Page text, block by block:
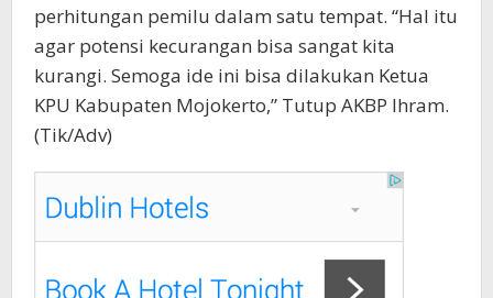
perhitungan pemilu dalam satu tempat. “Hal itu
agar potensi kecurangan bisa sangat kita
kurangi. Semoga ide ini bisa dilakukan Ketua
KPU Kabupaten Mojokerto,” Tutup AKBP Ihram.
(Tik/Adv)